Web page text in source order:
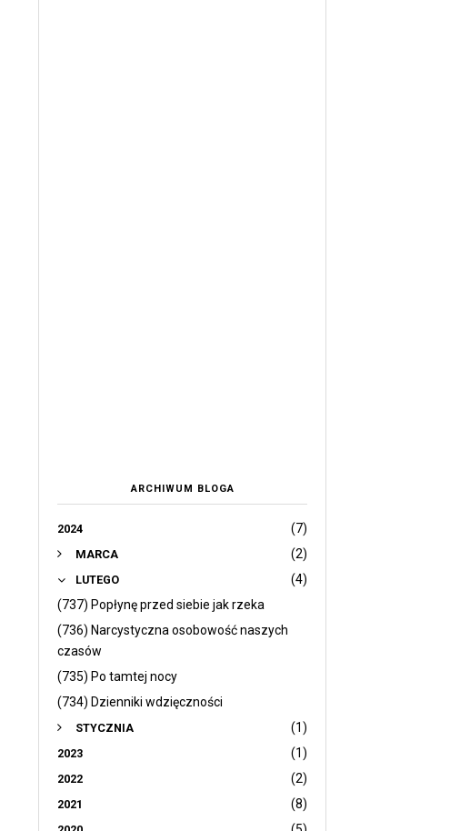
ARCHIWUM BLOGA
2024 (7)
MARCA (2)
LUTEGO
(4)
(737) Popłynę przed siebie jak rzeka
(736) Narcystyczna osobowość naszych
czasów
(735) Po tamtej nocy
(734) Dzienniki wdzięczności
STYCZNIA (1)
2023 (1)
2022 (2)
2021 (8)